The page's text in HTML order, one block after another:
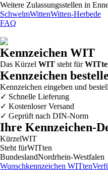
Weitere Zulassungsstellen in
SchwelmWittenWitten-Herbede
FAQ
Kennzeichen WIT
Das Kürzel WIT steht für
Kennzeichen
Kennzeichen eingeben und
✓ Schnelle Lieferung
✓ Kostenloser Versand
✓ Geprüft nach DIN-Norm
Ihre Kennzeichen-
KürzelWIT
Steht fürWITten
BundeslandNordrhein-Westfalen
Wunschkennzeichen WITten